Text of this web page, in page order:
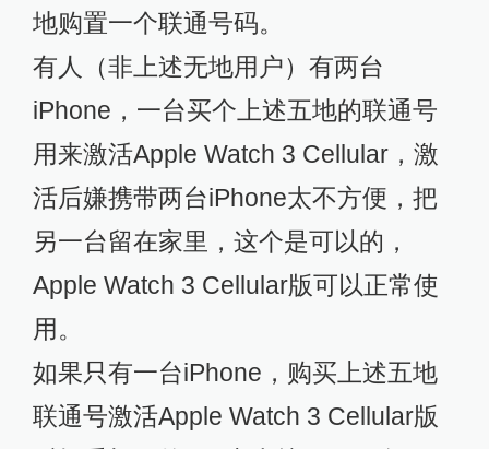
地购置一个联通号码。
有人（非上述无地用户）有两台
iPhone，一台买个上述五地的联通号
用来激活Apple Watch 3 Cellular，激
活后嫌携带两台iPhone太不方便，把
另一台留在家里，这个是可以的，
Apple Watch 3 Cellular版可以正常使
用。
如果只有一台iPhone，购买上述五地
联通号激活Apple Watch 3 Cellular版